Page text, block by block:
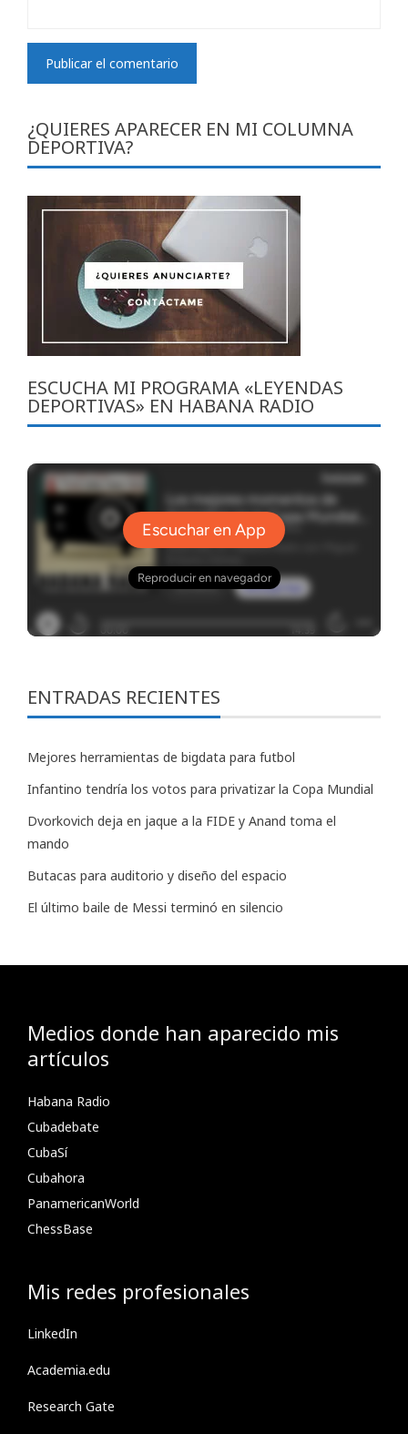
¿QUIERES APARECER EN MI COLUMNA
DEPORTIVA?
ESCUCHA MI PROGRAMA «LEYENDAS
DEPORTIVAS» EN HABANA RADIO
ENTRADAS RECIENTES
Mejores herramientas de bigdata para futbol
Infantino tendría los votos para privatizar la Copa Mundial
Dvorkovich deja en jaque a la FIDE y Anand toma el
mando
Butacas para auditorio y diseño del espacio
El último baile de Messi terminó en silencio
Medios donde han aparecido mis
artículos
Habana Radio
Cubadebate
CubaSí
Cubahora
PanamericanWorld
ChessBase
Mis redes profesionales
LinkedIn
Academia.edu
Research Gate